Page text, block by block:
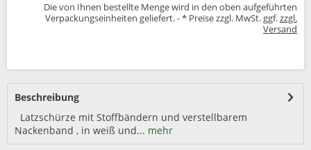
Die von Ihnen bestellte Menge wird in den oben aufgeführten
Verpackungseinheiten geliefert. - * Preise zzgl. MwSt. ggf.zzgl.
Versand
Beschreibung
Latzschürze mit Stoffbändern und verstellbarem
Nackenband , in weiß und... mehr